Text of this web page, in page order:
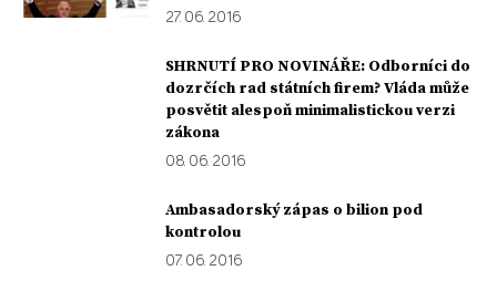
27. 06. 2016
SHRNUTÍ PRO NOVINÁŘE: Odborníci do
dozrčích rad státních firem? Vláda může
posvětit alespoň minimalistickou verzi
zákona
08. 06. 2016
Ambasadorský zápas o bilion pod
kontrolou
07. 06. 2016